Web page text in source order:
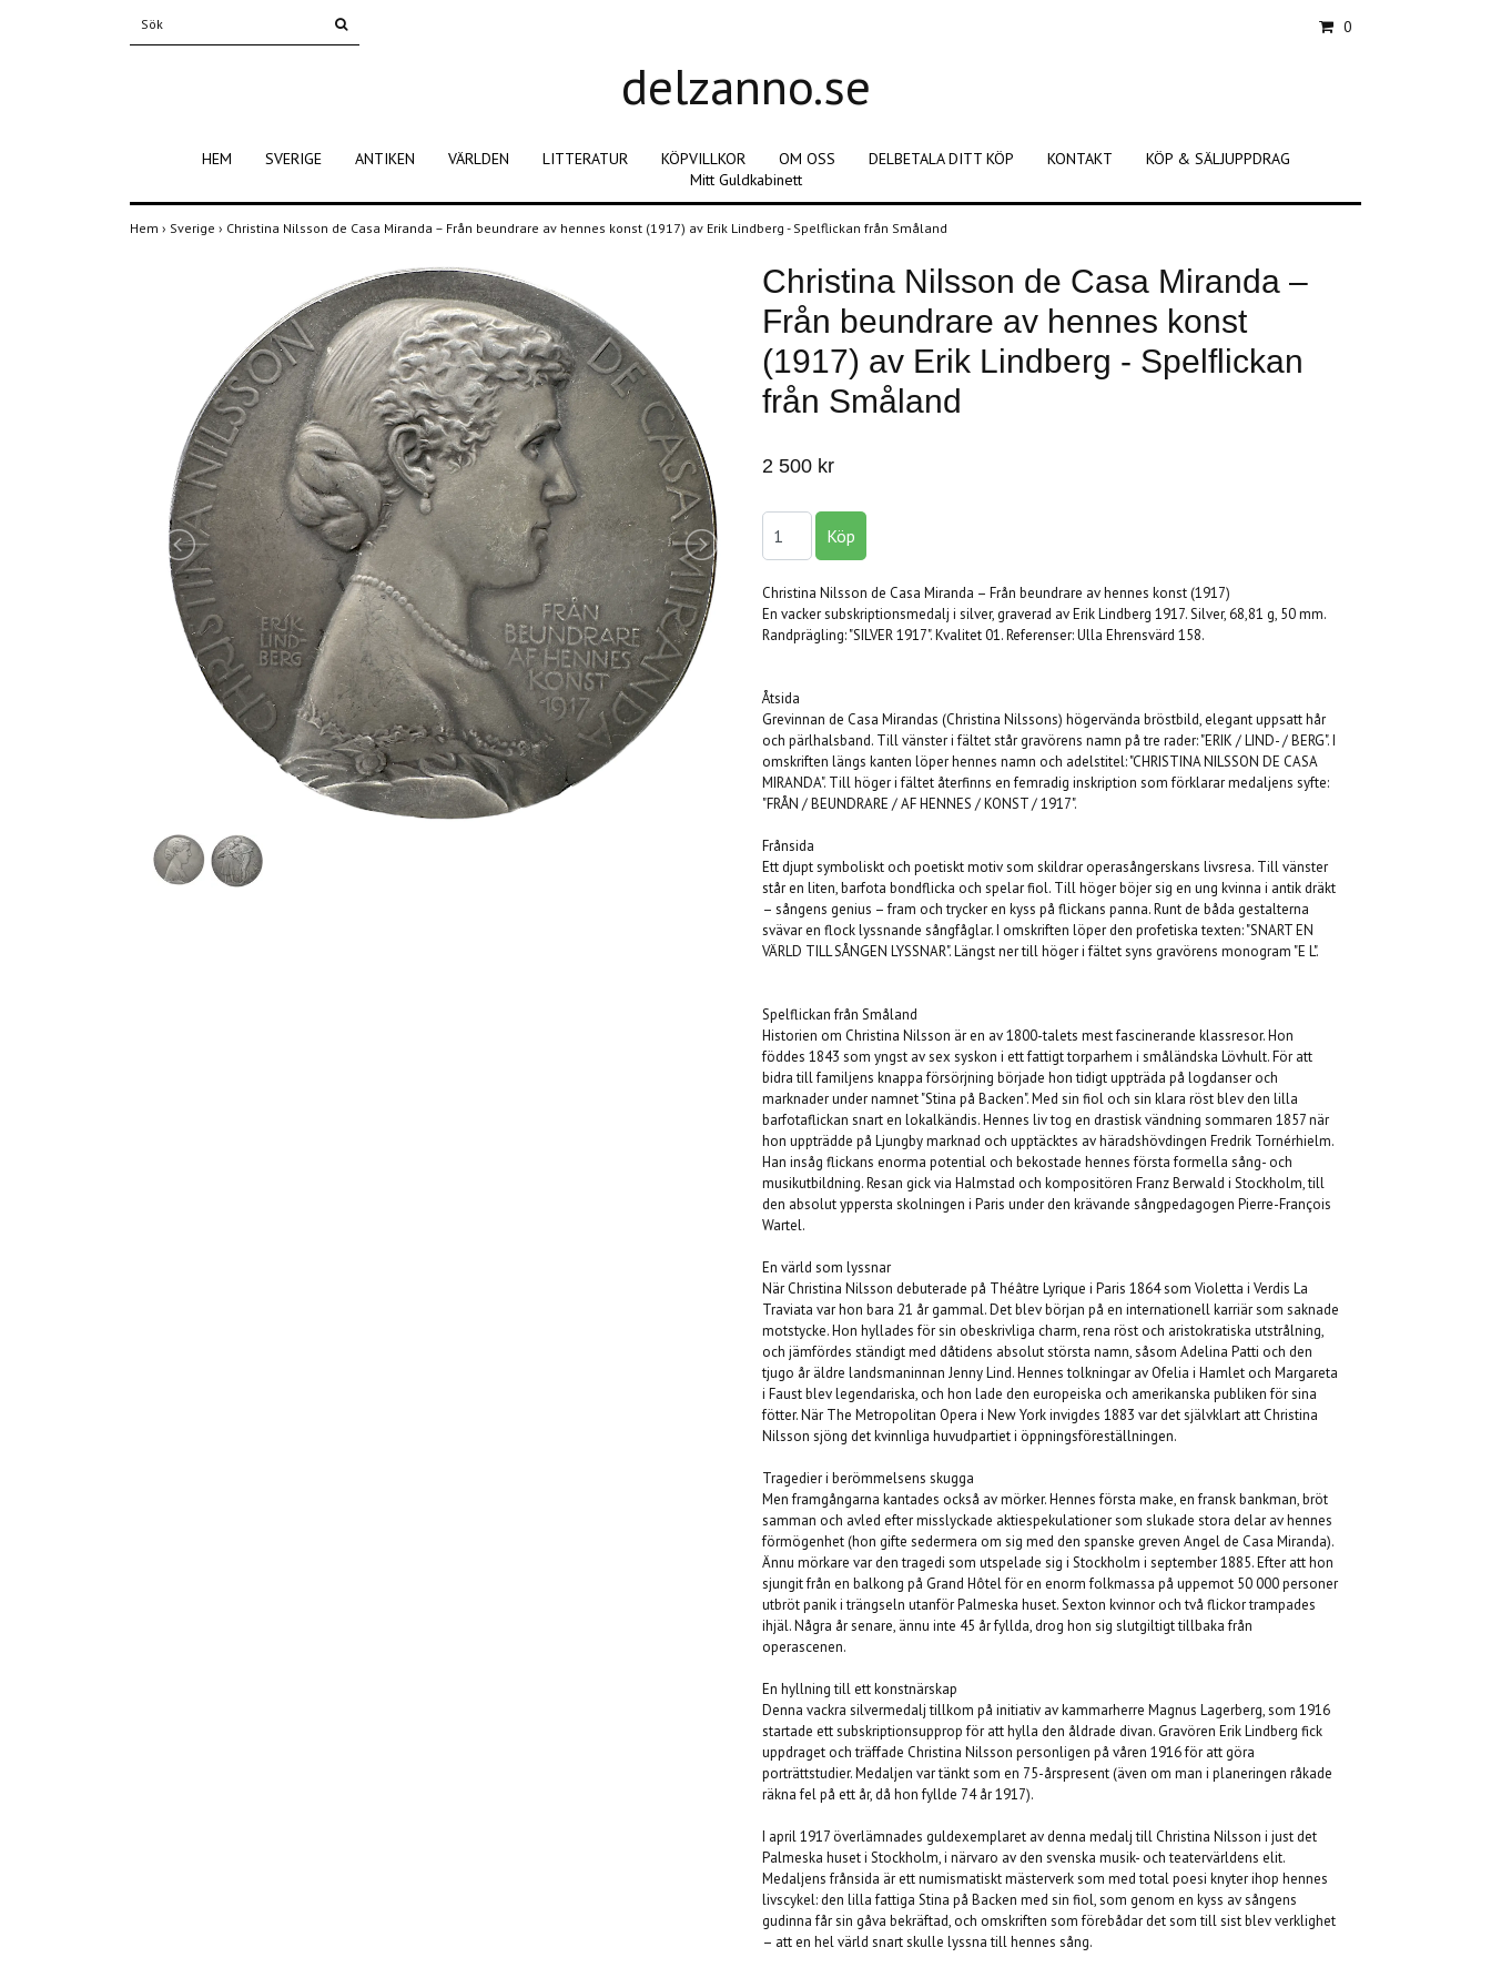
0
delzanno.se
HEM SVERIGE ANTIKEN VÄRLDEN LITTERATUR KÖPVILLKOR OM OSS DELBETALA DITT KÖP KONTAKT
KÖP & SÄLJUPPDRAG
Mitt Guldkabinett
Hem › Sverige › Christina Nilsson de Casa Miranda – Från beundrare av hennes konst (1917) av Erik Lindberg - Spelflickan från Småland
Christina Nilsson de Casa Miranda –
Från beundrare av hennes konst
(1917) av Erik Lindberg - Spelflickan
från Småland
2 500 kr
Christina Nilsson de Casa Miranda – Från beundrare av hennes konst (1917)
En vacker subskriptionsmedalj i silver, graverad av Erik Lindberg 1917. Silver, 68,81 g, 50 mm.
Randprägling: "SILVER 1917". Kvalitet 01. Referenser: Ulla Ehrensvärd 158.
Åtsida
Grevinnan de Casa Mirandas (Christina Nilssons) högervända bröstbild, elegant uppsatt hår
och pärlhalsband. Till vänster i fältet står gravörens namn på tre rader: "ERIK / LIND- / BERG". I
omskriften längs kanten löper hennes namn och adelstitel: "CHRISTINA NILSSON DE CASA
MIRANDA". Till höger i fältet återfinns en femradig inskription som förklarar medaljens syfte:
"FRÅN / BEUNDRARE / AF HENNES / KONST / 1917".
Frånsida
Ett djupt symboliskt och poetiskt motiv som skildrar operasångerskans livsresa. Till vänster
står en liten, barfota bondflicka och spelar fiol. Till höger böjer sig en ung kvinna i antik dräkt
– sångens genius – fram och trycker en kyss på flickans panna. Runt de båda gestalterna
svävar en flock lyssnande sångfåglar. I omskriften löper den profetiska texten: "SNART EN
VÄRLD TILL SÅNGEN LYSSNAR". Längst ner till höger i fältet syns gravörens monogram "E L".
Spelflickan från Småland
Historien om Christina Nilsson är en av 1800-talets mest fascinerande klassresor. Hon
föddes 1843 som yngst av sex syskon i ett fattigt torparhem i småländska Lövhult. För att
bidra till familjens knappa försörjning började hon tidigt uppträda på logdanser och
marknader under namnet "Stina på Backen". Med sin fiol och sin klara röst blev den lilla
barfotaflickan snart en lokalkändis. Hennes liv tog en drastisk vändning sommaren 1857 när
hon uppträdde på Ljungby marknad och upptäcktes av häradshövdingen Fredrik Tornérhielm.
Han insåg flickans enorma potential och bekostade hennes första formella sång- och
musikutbildning. Resan gick via Halmstad och kompositören Franz Berwald i Stockholm, till
den absolut yppersta skolningen i Paris under den krävande sångpedagogen Pierre-François
Wartel.
En värld som lyssnar
När Christina Nilsson debuterade på Théâtre Lyrique i Paris 1864 som Violetta i Verdis La
Traviata var hon bara 21 år gammal. Det blev början på en internationell karriär som saknade
motstycke. Hon hyllades för sin obeskrivliga charm, rena röst och aristokratiska utstrålning,
och jämfördes ständigt med dåtidens absolut största namn, såsom Adelina Patti och den
tjugo år äldre landsmaninnan Jenny Lind. Hennes tolkningar av Ofelia i Hamlet och Margareta
i Faust blev legendariska, och hon lade den europeiska och amerikanska publiken för sina
fötter. När The Metropolitan Opera i New York invigdes 1883 var det självklart att Christina
Nilsson sjöng det kvinnliga huvudpartiet i öppningsföreställningen.
Tragedier i berömmelsens skugga
Men framgångarna kantades också av mörker. Hennes första make, en fransk bankman, bröt
samman och avled efter misslyckade aktiespekulationer som slukade stora delar av hennes
förmögenhet (hon gifte sedermera om sig med den spanske greven Angel de Casa Miranda).
Ännu mörkare var den tragedi som utspelade sig i Stockholm i september 1885. Efter att hon
sjungit från en balkong på Grand Hôtel för en enorm folkmassa på uppemot 50 000 personer
utbröt panik i trängseln utanför Palmeska huset. Sexton kvinnor och två flickor trampades
ihjäl. Några år senare, ännu inte 45 år fyllda, drog hon sig slutgiltigt tillbaka från
operascenen.
En hyllning till ett konstnärskap
Denna vackra silvermedalj tillkom på initiativ av kammarherre Magnus Lagerberg, som 1916
startade ett subskriptionsupprop för att hylla den åldrade divan. Gravören Erik Lindberg fick
uppdraget och träffade Christina Nilsson personligen på våren 1916 för att göra
porträttstudier. Medaljen var tänkt som en 75-årspresent (även om man i planeringen råkade
räkna fel på ett år, då hon fyllde 74 år 1917).
I april 1917 överlämnades guldexemplaret av denna medalj till Christina Nilsson i just det
Palmeska huset i Stockholm, i närvaro av den svenska musik- och teatervärldens elit.
Medaljens frånsida är ett numismatiskt mästerverk som med total poesi knyter ihop hennes
livscykel: den lilla fattiga Stina på Backen med sin fiol, som genom en kyss av sångens
gudinna får sin gåva bekräftad, och omskriften som förebådar det som till sist blev verklighet
– att en hel värld snart skulle lyssna till hennes sång.